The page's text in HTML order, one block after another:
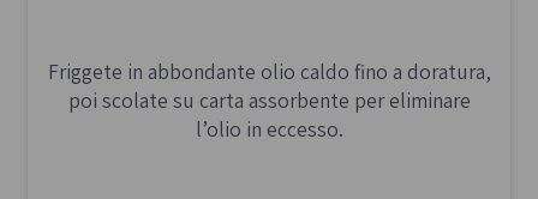
Friggete in abbondante olio caldo fino a doratura,
poi scolate su carta assorbente per eliminare
l’olio in eccesso.